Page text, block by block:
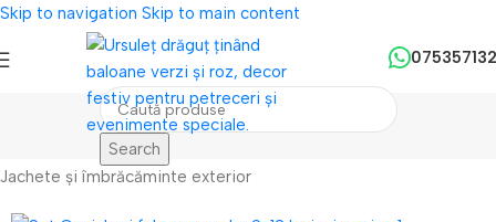
Skip to navigation Skip to main content
Search
Imbracaminte Fete
Jachete și îmbrăcăminte exterior